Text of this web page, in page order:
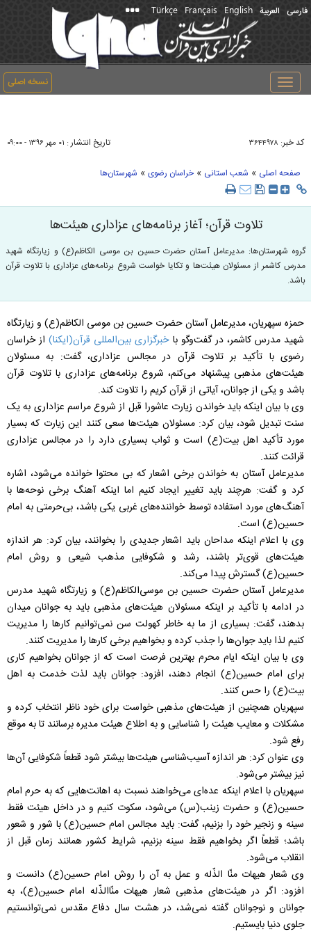
فارسی العربیة English
Français
Türkçe
نسخه اصلی
Toggle
navigation
کد خبر: ۳۶۴۴۹۷۸ تاریخ انتشار : ۰۱ مهر ۱۳۹۶ - ۰۹:۰۰
صفحه اصلی » شعب استانی » خراسان رضوی » شهرستان‌ها
تلاوت قرآن؛ آغاز برنامه‌های عزاداری هیئت‌ها
گروه شهرستان‌ها: مدیرعامل آستان حضرت حسین بن موسی الکاظم(ع) و زیارتگاه شهید
مدرس کاشمر از مسئولان هیئت‌ها و تکایا خواست شروع برنامه‌های عزاداری با تلاوت قرآن
باشد.
حمزه سپهریان، مدیرعامل آستان حضرت حسین بن موسی الکاظم(ع) و زیارتگاه
شهید مدرس کاشمر، در گفت‌وگو با خبرگزاری بین‌المللی قرآن(ایکنا)از خراسان
رضوی با تأکید بر تلاوت قرآن در مجالس عزاداری، گفت: به مسئولان
هیئت‌های مذهبی پیشنهاد می‌کنم، شروع برنامه‌های عزاداری با تلاوت قرآن
باشد و یکی از جوانان، آیاتی از قرآن کریم را تلاوت کند.
وی با بیان اینکه باید خواندن زیارت عاشورا قبل از شروع مراسم عزاداری به یک
سنت تبدیل شود، بیان کرد: مسئولان هیئت‌ها سعی کنند این زیارت که بسیار
مورد تأکید اهل بیت(ع) است و ثواب بسیاری دارد را در مجالس عزاداری
قرائت کنند.
مدیرعامل آستان به خواندن برخی اشعار که بی محتوا خوانده می‌شود، اشاره
کرد و گفت: هرچند باید تغییر ایجاد کنیم اما اینکه آهنگ برخی نوحه‌ها با
آهنگ‌های مورد استفاده توسط خواننده‌های غربی یکی باشد، بی‌حرمتی به امام
حسین(ع) است.
وی با اعلام اینکه مداحان باید اشعار جدیدی را بخوانند، بیان کرد: هر اندازه
هیئت‌های قوی‌تر باشند، رشد و شکوفایی مذهب شیعی و روش امام
حسین(ع) گسترش پیدا می‌کند.
مدیرعامل آستان حضرت حسین بن موسی‌الکاظم(ع) و زیارتگاه شهید مدرس
در ادامه با تأکید بر اینکه مسئولان هیئت‌های مذهبی باید به جوانان میدان
بدهند، گفت: بسیاری از ما به خاطر کهولت سن نمی‌توانیم کارها را مدیریت
کنیم لذا باید جوان‌ها را جذب کرده و بخواهیم برخی کارها را مدیریت کنند.
وی با بیان اینکه ایام محرم بهترین فرصت است که از جوانان بخواهیم کاری
برای امام حسین(ع) انجام دهند، افزود: جوانان باید لذت خدمت به اهل
بیت(ع) را حس کنند.
سپهریان همچنین از هیئت‌های مذهبی خواست برای خود ناظر انتخاب کرده و
مشکلات و معایب هیئت را شناسایی و به اطلاع هیئت مدیره برسانند تا به موقع
رفع شود.
وی عنوان کرد: هر اندازه آسیب‌شناسی هیئت‌ها بیشتر شود قطعاً شکوفایی آن‌ها
نیز بیشتر می‌شود.
سپهریان با اعلام اینکه عده‌ای می‌خواهند نسبت به اهانت‌هایی که به حرم امام
حسین(ع) و حضرت زینب(س) می‌شود، سکوت کنیم و در داخل هیئت فقط
سینه و زنجیر خود را بزنیم، گفت: باید مجالس امام حسین(ع) با شور و شعور
باشد؛ قطعاً اگر بخواهیم فقط سینه بزنیم، شرایط کشور همانند زمان قبل از
انقلاب می‌شود.
وی شعار هیهات منّا الذّله و عمل به آن را روش امام حسین(ع) دانست و
افزود: اگر در هیئت‌های مذهبی شعار هیهات منّاالذّله امام حسین(ع)، به
جوانان و نوجوانان گفته نمی‌شد، در هشت سال دفاع مقدس نمی‌توانستیم
جلوی دنیا بایستیم.